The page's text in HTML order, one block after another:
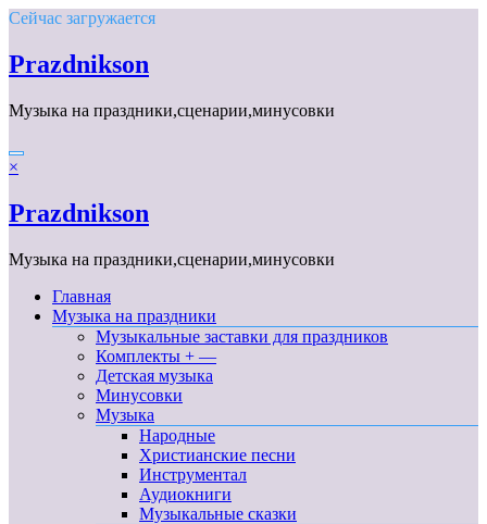
Перейти
содержимому
Сейчас загружается
Prazdnikson
Музыка на праздники,сценарии,минусовки
×
Prazdnikson
Музыка на праздники,сценарии,минусовки
Главная
Музыка на праздники
Музыкальные заставки для праздников
Комплекты + —
Детская музыка
Минусовки
Музыка
Народные
Христианские песни
Инструментал
Аудиокниги
Музыкальные сказки